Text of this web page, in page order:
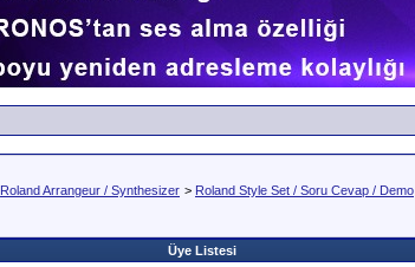
Roland Arrangeur / Synthesizer > Roland Style Set / Soru Cevap / Demo
Üye Listesi